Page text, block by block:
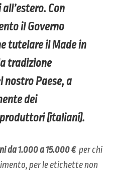
Con
il Governo
tutelare il Made in
tradizione
Paese, a
dei
(italiani).
da 1.000 a 15.000 € per chi
per le etichette non